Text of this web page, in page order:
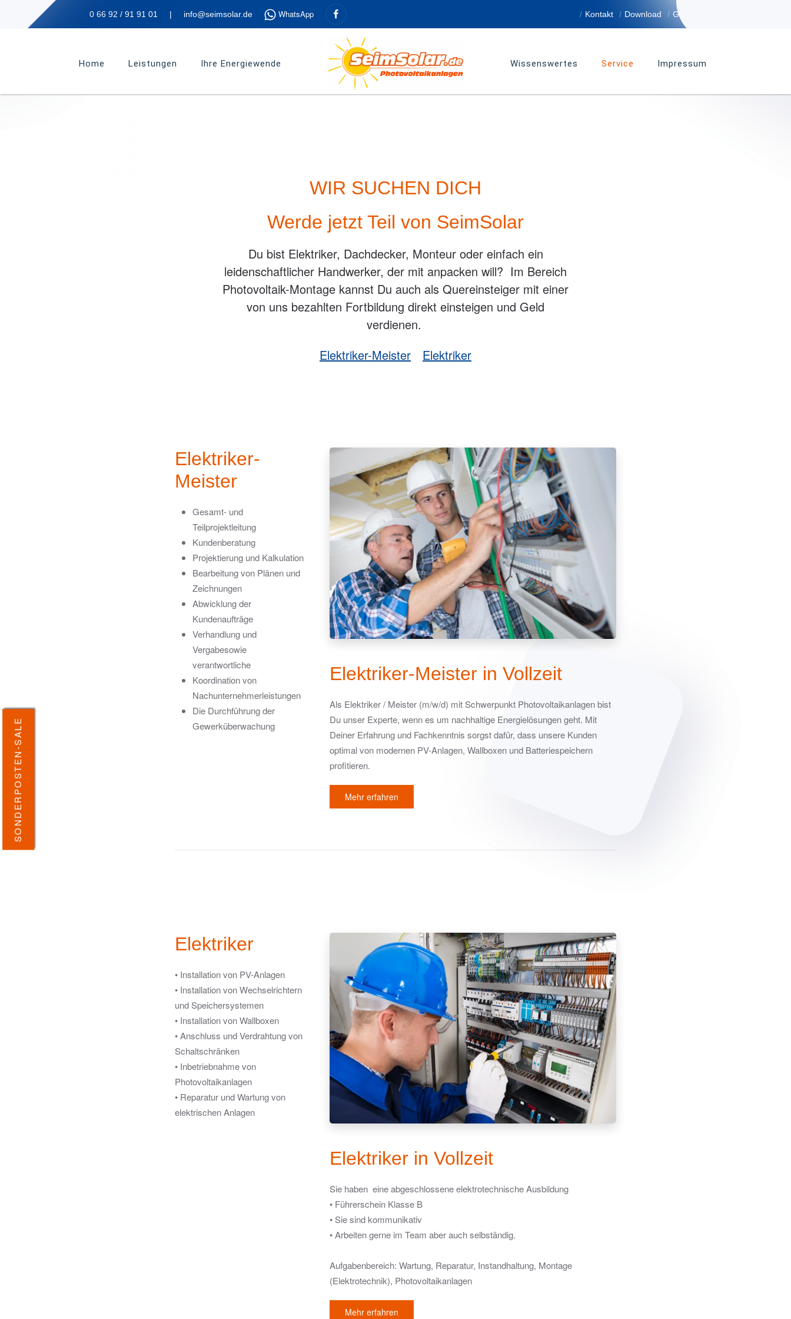
SONDERPOSTEN-SALE
0 66 92 / 91 91 01 | info@seimsolar.de WhatsApp Kontakt Download Glossar
Home Leistungen Ihre Energiewende Wissenswertes Service Impressum
WIR SUCHEN DICH
Werde jetzt Teil von SeimSolar
Du bist Elektriker, Dachdecker, Monteur oder einfach ein
leidenschaftlicher Handwerker, der mit anpacken will? Im Bereich
Photovoltaik-Montage kannst Du auch als Quereinsteiger mit einer
von uns bezahlten Fortbildung direkt einsteigen und Geld
verdienen.
Elektriker-Meister
Elektriker
Elektriker-
Meister
Gesamt- und
Teilprojektleitung
Kundenberatung
Projektierung und Kalkulation
Bearbeitung von Plänen und
Zeichnungen
Abwicklung der
Kundenaufträge
Verhandlung und
Vergabesowie
verantwortliche
Koordination von
Nachunternehmerleistungen
Die Durchführung der
Gewerküberwachung
Elektriker-Meister in Vollzeit
Als Elektriker / Meister (m/w/d) mit Schwerpunkt Photovoltaikanlagen bist
Du unser Experte, wenn es um nachhaltige Energielösungen geht. Mit
Deiner Erfahrung und Fachkenntnis sorgst dafür, dass unsere Kunden
optimal von modernen PV-Anlagen, Wallboxen und Batteriespeichern
profitieren.
Mehr erfahren
Elektriker
• Installation von PV-Anlagen
• Installation von Wechselrichtern
und Speichersystemen
• Installation von Wallboxen
• Anschluss und Verdrahtung von
Schaltschränken
• Inbetriebnahme von
Photovoltaikanlagen
• Reparatur und Wartung von
elektrischen Anlagen
Elektriker in Vollzeit
Sie haben eine abgeschlossene elektrotechnische Ausbildung
• Führerschein Klasse B
• Sie sind kommunikativ
• Arbeiten gerne im Team aber auch selbständig.
Aufgabenbereich: Wartung, Reparatur, Instandhaltung, Montage
(Elektrotechnik), Photovoltaikanlagen
Mehr erfahren